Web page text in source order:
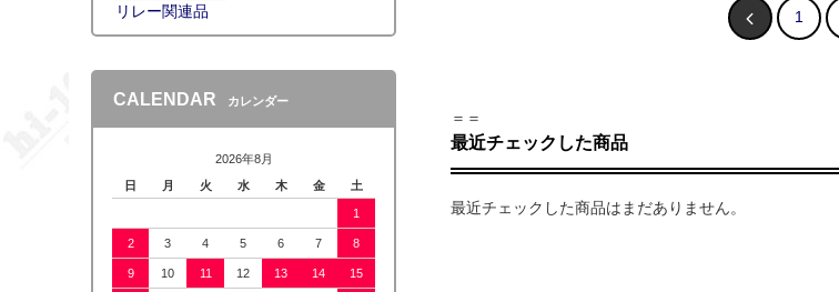
1
＝＝
最近チェックした商品
最近チェックした商品はまだありません。
リレー関連品
CALENDAR カレンダー
2026年8月
日
月 火 水 木 金 土
1
2 3 4 5 6 7 8
9 10 11 12 13 14 15